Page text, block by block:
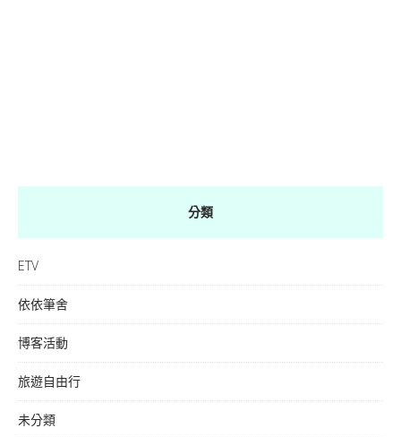
分類
ETV
依依筆舍
博客活動
旅遊自由行
未分類